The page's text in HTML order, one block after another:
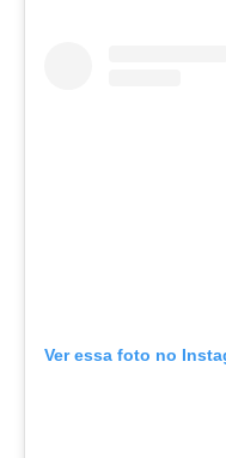
Ver essa foto no